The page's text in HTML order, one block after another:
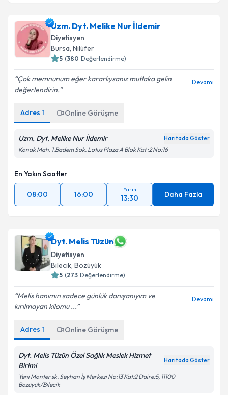
Uzm. Dyt. Melike Nur İldemir
Diyetisyen
Bursa, Nilüfer
5 (380 Değerlendirme)
Çok memnunum eğer kararlıysanız mutlaka gelin
değerlendirin.
Devamı
Adres 1 Online Görüşme
Uzm. Dyt. Melike Nur İldemir Haritada Göster
Konak Mah. 1.Badem Sok. Lotus Plaza A Blok Kat :2 No:16
En Yakın Saatler
08:00 16:00
Yarın
13:30 Daha Fazla
Dyt. Melis Tüzün
Diyetisyen
Bilecik, Bozüyük
5 (273 Değerlendirme)
Melis hanımın sadece günlük danışanıyım ve
kırılmayan kilomu ...
Devamı
Adres 1 Online Görüşme
Dyt. Melis Tüzün Özel Sağlık Meslek Hizmet
Birimi
Haritada Göster
Yeni Monter sk. Seyhan İş Merkezi No:13 Kat:2 Daire:5, 11100
Bozüyük/Bilecik